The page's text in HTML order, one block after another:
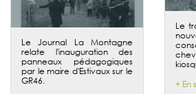
Le Journal La Montagne
relate l'inauguration des
panneaux pédagogiques
par le maire d'Estivaux sur le
GR46.
Le
+ En